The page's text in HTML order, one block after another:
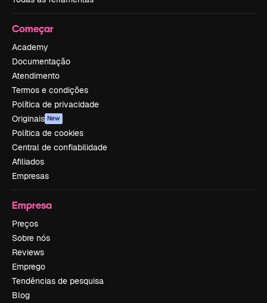
Começar
Academy
Documentação
Atendimento
Termos e condições
Política de privacidade
Originais New
Política de cookies
Central de confiabilidade
Afiliados
Empresas
Empresa
Preços
Sobre nós
Reviews
Emprego
Tendências de pesquisa
Blog